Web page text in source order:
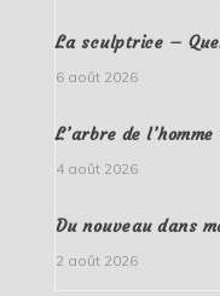
La sculptrice –
6 août 2026
L’arbre de
4 août 2026
Du nouveau dans
2 août 2026